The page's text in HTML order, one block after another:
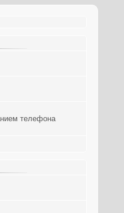
телефона